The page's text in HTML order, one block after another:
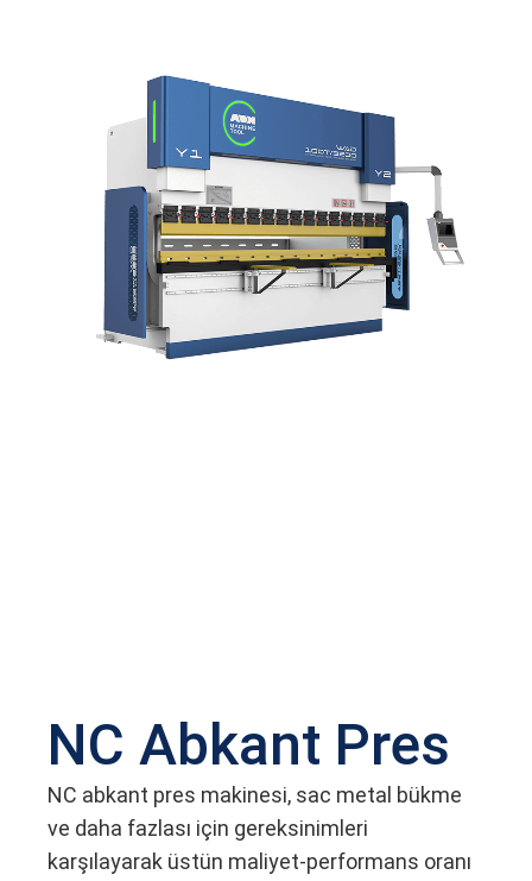
NC Abkant Pres
NC abkant pres makinesi, sac metal bükme
ve daha fazlası için gereksinimleri
karşılayarak üstün maliyet-performans oranı